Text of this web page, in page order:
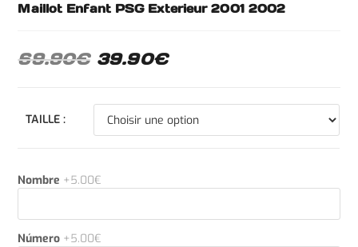
Maillot Enfant PSG Exterieur 2001 2002
69.90€ 39.90€
TAILLE :
Nombre +5.00€
Número +5.00€